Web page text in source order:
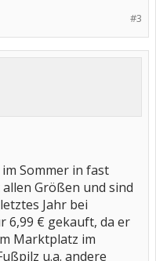
#3
Sommer in fast
Größen und sind
Jahr bei
6,99 € gekauft, da er
Marktplatz im
u.a. andere